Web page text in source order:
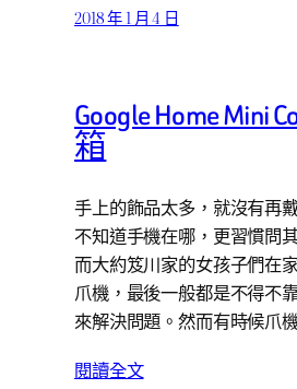
2018 年 1 月 4 日
Google Home Mini
箱
手上的飾品太多，就沒有再
不知道手機在哪，更習慣問
而大約笈川家的女孩子們在
爪機，最後一般都是不得不
來解決問題。然而有時候爪
閱讀全文